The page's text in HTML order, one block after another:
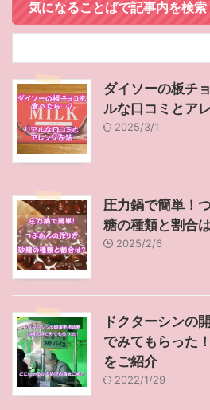
気になることばで記事内を検索
ダイソーの板チ
ルな口コミとア
2025/3/1
圧力鍋で簡単！
糖の種類と割合
2025/2/6
ドクターシンの
でみてもらった
をご紹介
2022/1/29